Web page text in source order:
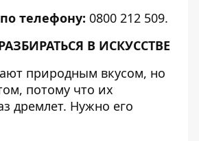
телефону: 0800 212 509.
В ИСКУССТВЕ
природным вкусом, но
потому что их
дремлет. Нужно его